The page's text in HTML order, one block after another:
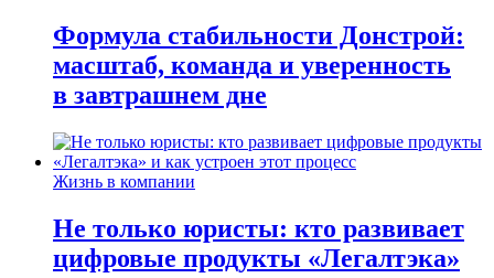
Формула стабильности Донстрой:
масштаб, команда и уверенность
в завтрашнем дне
Жизнь в компании
Не только юристы: кто развивает
цифровые продукты «Легалтэка»